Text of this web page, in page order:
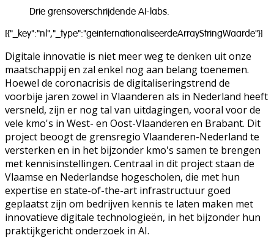
Drie grensoverschrijdende AI-labs.
[{"_key":"nl","_type":"geinternationaliseerdeArrayStringWaarde"}]
Digitale innovatie is niet meer weg te denken uit onze
maatschappij en zal enkel nog aan belang toenemen.
Hoewel de coronacrisis de digitaliseringstrend de
voorbije jaren zowel in Vlaanderen als in Nederland heeft
versneld, zijn er nog tal van uitdagingen, vooral voor de
vele kmo's in West- en Oost-Vlaanderen en Brabant. Dit
project beoogt de grensregio Vlaanderen-Nederland te
versterken en in het bijzonder kmo's samen te brengen
met kennisinstellingen. Centraal in dit project staan de
Vlaamse en Nederlandse hogescholen, die met hun
expertise en state-of-the-art infrastructuur goed
geplaatst zijn om bedrijven kennis te laten maken met
innovatieve digitale technologieën, in het bijzonder hun
praktijkgericht onderzoek in AI.